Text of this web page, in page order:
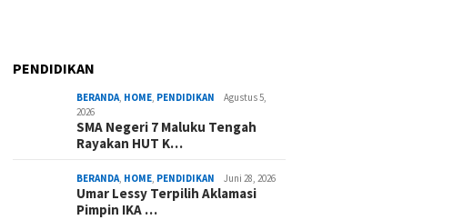
PENDIDIKAN
BERANDA HOME PENDIDIKAN
Agustus 5,
2026
SMA Negeri 7 Maluku Tengah
Rayakan HUT K…
BERANDA HOME PENDIDIKAN Juni 28, 2026
Umar Lessy Terpilih Aklamasi
Pimpin IKA …